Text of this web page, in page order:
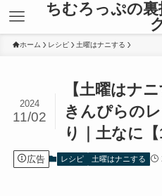
ちむろっぷの
ホーム レシピ 土曜はナニする
【土曜はナ
きんぴらの
り｜土なに【
2024
11/02
広告 レシピ 土曜はナニする